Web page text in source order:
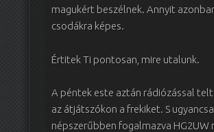
magukért beszélnek. Annyit
csodákra képes.
Értitek Ti pontosan, mire utalunk.
A péntek este aztán rádiózással
az átjátszókon a frekiket. S
népszerűbben fogalmazva HG2UW